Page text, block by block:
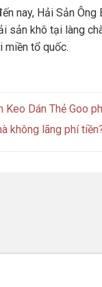
nay, Hải Sản Ông
sản khô tại làng
miền tổ quốc.
Keo Dán Thẻ Goo
không lãng phí